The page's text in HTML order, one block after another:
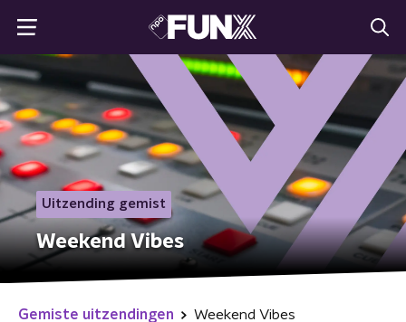
Uitzending gemist
Weekend Vibes
Gemiste uitzendingen Weekend Vibes